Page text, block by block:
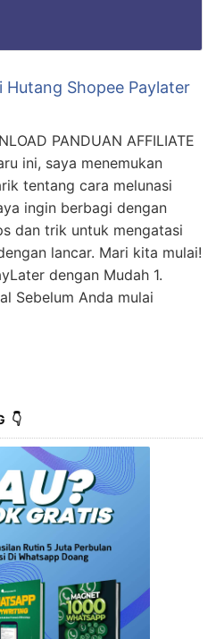
Hutang Shopee Paylater
PANDUAN AFFILIATE
ini, saya menemukan
tentang cara melunasi
ingin berbagi dengan
dan trik untuk mengatasi
lancar. Mari kita mulai!
dengan Mudah 1.
Sebelum Anda mulai
👇